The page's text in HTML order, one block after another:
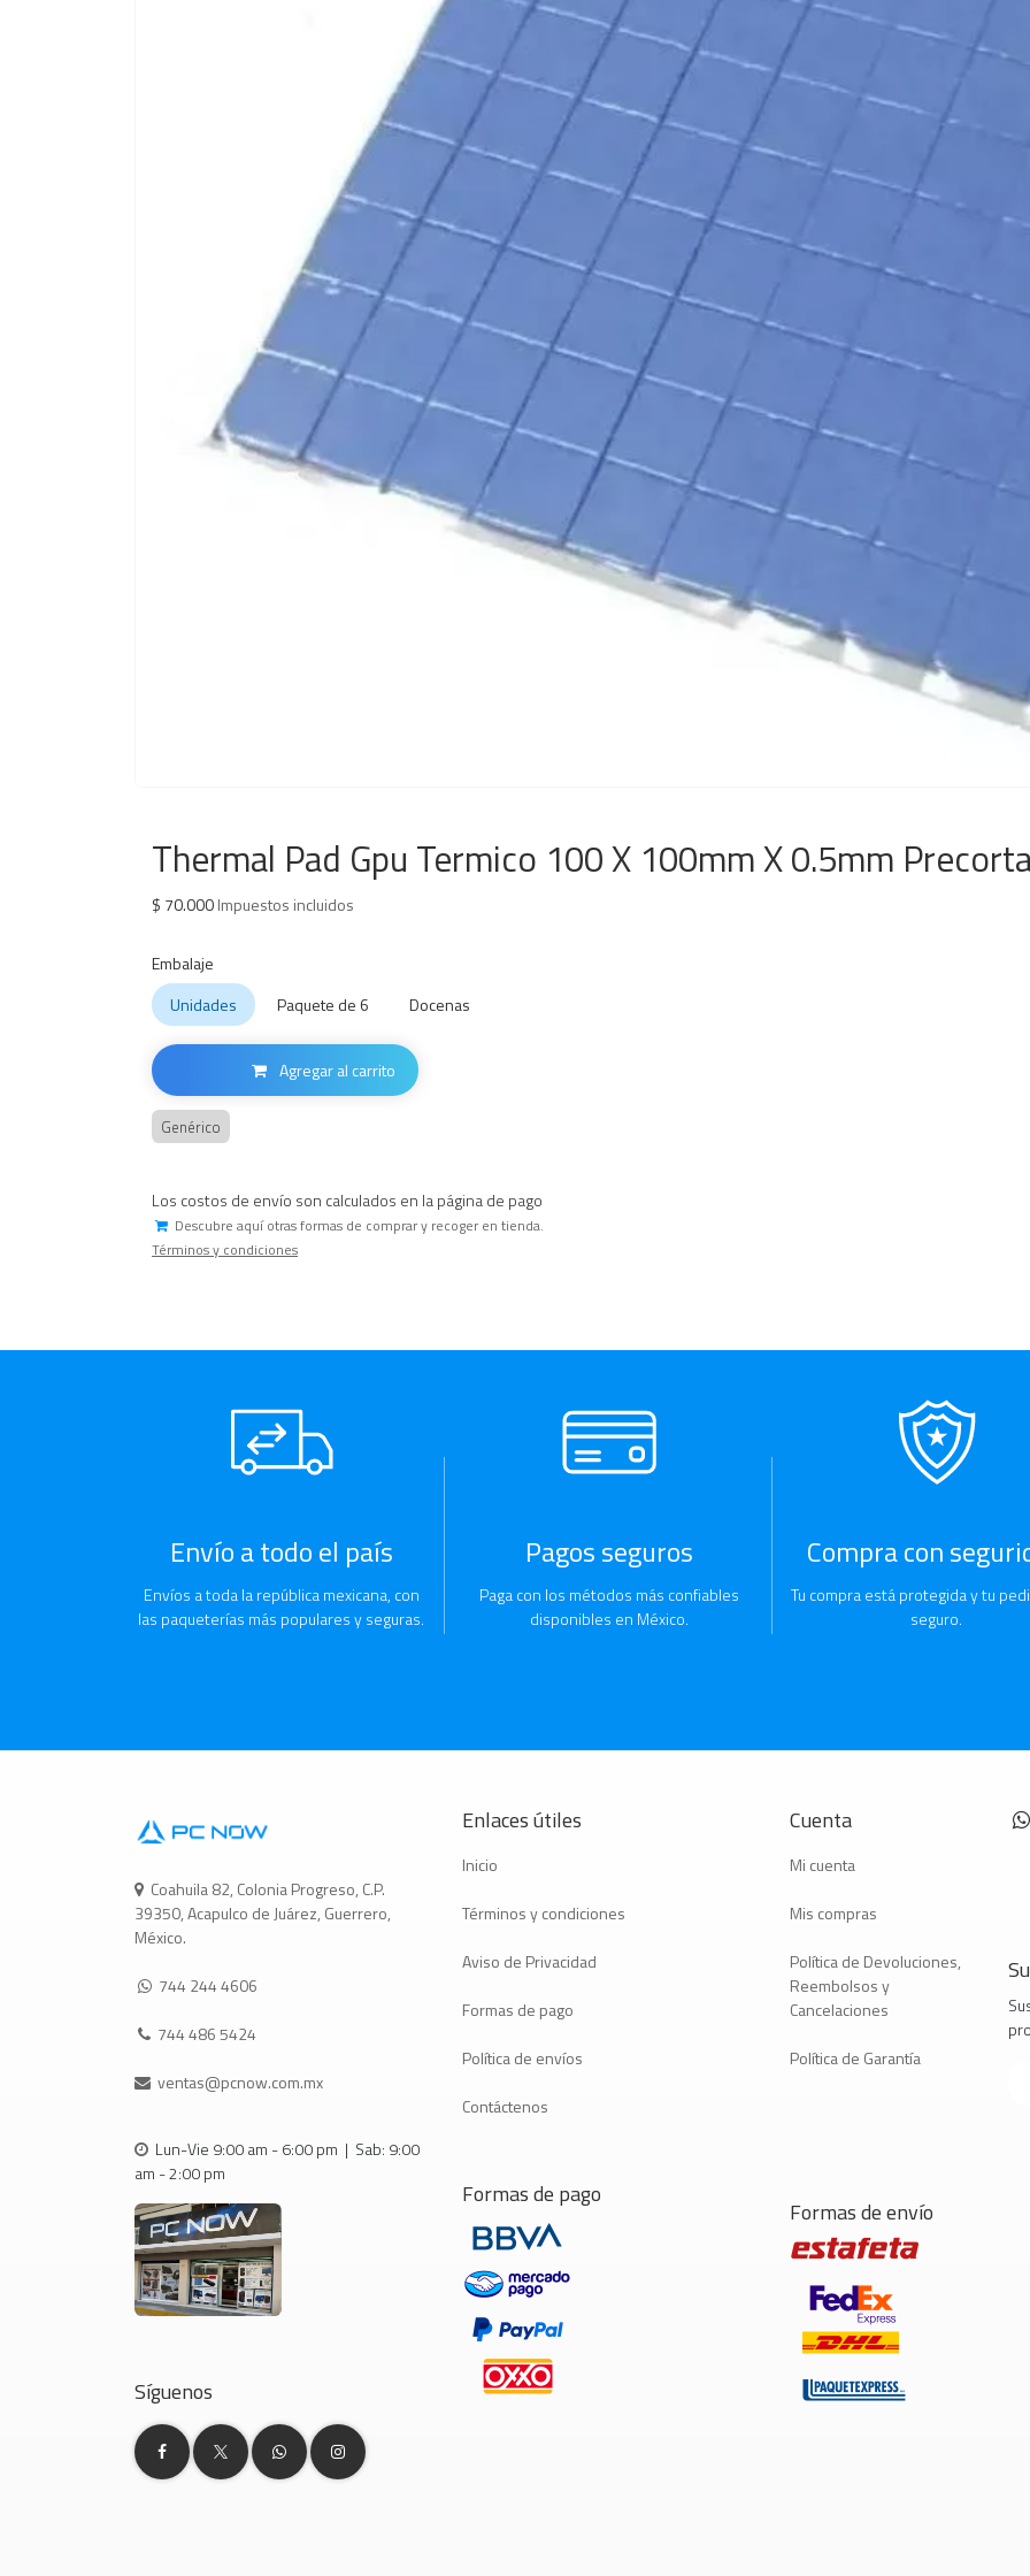
Thermal Pad Gpu Termico 100 X 100mm X 0.5mm
$ 70.000Impuestos incluidos
Embalaje
Unidades
Paquete de 6 Docenas
Agregar al carrito
Genérico
Los costos de envío son calculados en la página de pago
Descubre aquí otras formas de comprar y recoger en tienda.
Términos y condiciones
Envío a todo el país
Envíos a toda la república mexicana, con
las paqueterías más populares y seguras.
Pagos seguros
Paga con los métodos más confiables
disponibles en México.
Compra con
Tu compra está protegida y tu
seguro.
Coahuila 82, Colonia Progreso, C.P.
39350, Acapulco de Juárez, Guerrero,
México.
744 244 4606
744 486 5424
ventas@pcnow.com.mx
Lun-Vie 9:00 am - 6:00 pm | Sab: 9:00
am - 2:00 pm
Síguenos
Enlaces útiles
Inicio
Términos y condiciones
Aviso de Privacidad
Formas de pago
Política de envíos
Contáctenos
Formas de pago
Cuenta
Mi cuenta
Mis compras
Política de Devoluciones,
Reembolsos y
Cancelaciones
Política de Garantía
Formas de envío